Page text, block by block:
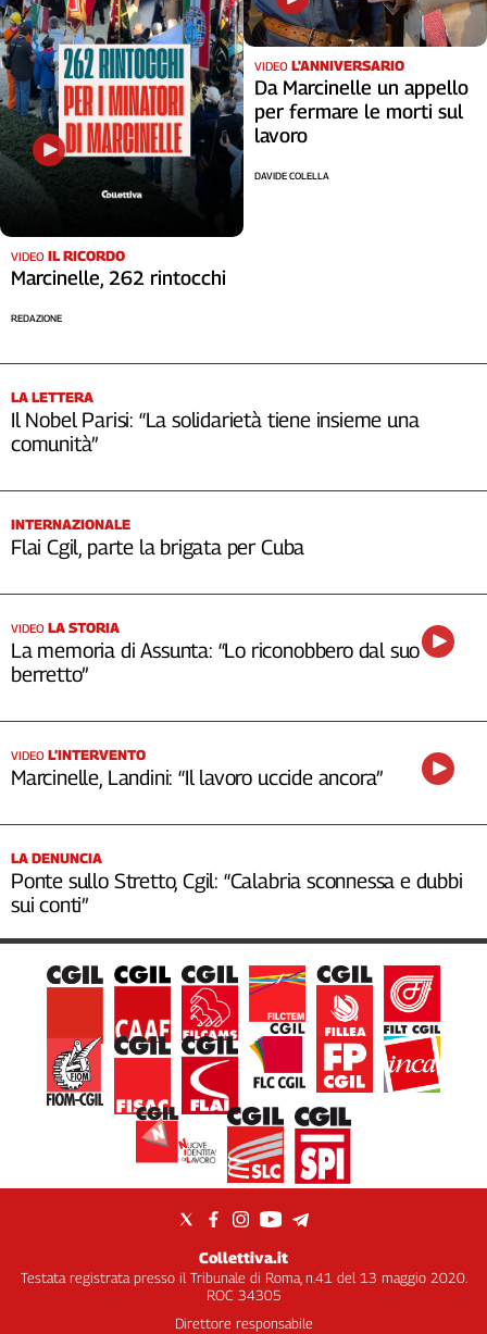
VIDEO IL RICORDO
Marcinelle, 262 rintocchi
REDAZIONE
VIDEO L'ANNIVERSARIO
Da Marcinelle un appello
per fermare le morti sul
lavoro
DAVIDE COLELLA
LA LETTERA
Il Nobel Parisi: “La solidarietà tiene insieme una
comunità”
INTERNAZIONALE
Flai Cgil, parte la brigata per Cuba
VIDEO LA STORIA
La memoria di Assunta: “Lo riconobbero dal suo
berretto”
VIDEO L’INTERVENTO
Marcinelle, Landini: “Il lavoro uccide ancora”
LA DENUNCIA
Ponte sullo Stretto, Cgil: “Calabria sconnessa e dubbi
sui conti”
Collettiva.it
Testata registrata presso il Tribunale di Roma, n.41 del 13 maggio 2020.
ROC 34305
Direttore responsabile